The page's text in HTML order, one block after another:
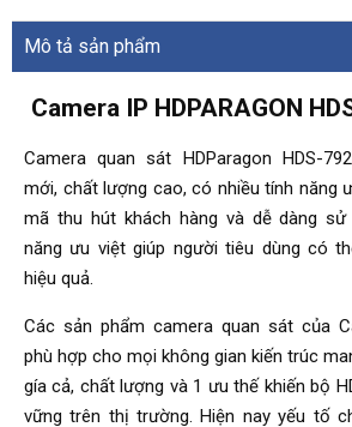
Mô tả sản phẩm
Camera IP HDPARAGON
Camera quan sát HDParagon HDS-
mới, chất lượng cao, có nhiều tính năng
mã thu hút khách hàng và dễ dàng sử
năng ưu việt giúp người tiêu dùng có
hiệu quả.
Các sản phẩm camera quan sát của
phù hợp cho mọi không gian kiến trúc
gía cả, chất lượng và 1 ưu thế khiến bộ
vững trên thị trường. Hiện nay yếu tố